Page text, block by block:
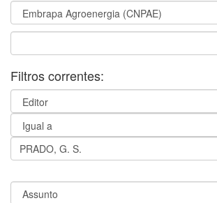
Filtros correntes: